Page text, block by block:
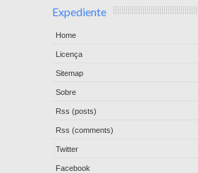
Expediente
Home
Licença
Sitemap
Sobre
Rss (posts)
Rss (comments)
Twitter
Facebook